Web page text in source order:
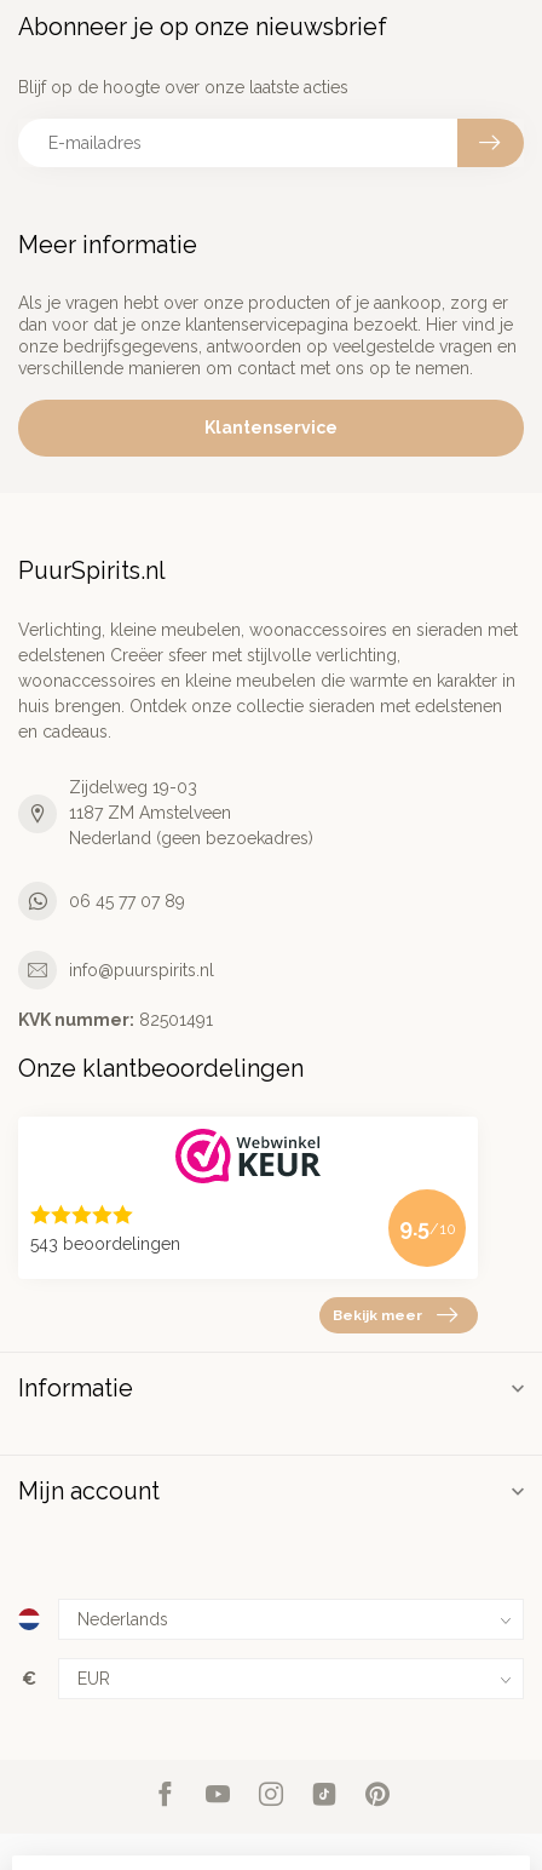
Meer informatie
Als je vragen hebt over onze producten of je aankoop, zorg er
dan voor dat je onze klantenservicepagina bezoekt. Hier vind je
onze bedrijfsgegevens, antwoorden op veelgestelde vragen en
verschillende manieren om contact met ons op te nemen.
Klantenservice
Abonneer je op onze nieuwsbrief
Blijf op de hoogte over onze laatste acties
PuurSpirits.nl
Verlichting, kleine meubelen, woonaccessoires en sieraden met
edelstenen Creëer sfeer met stijlvolle verlichting,
woonaccessoires en kleine meubelen die warmte en karakter in
huis brengen. Ontdek onze collectie sieraden met edelstenen
en cadeaus.
Zijdelweg 19-03
1187 ZM Amstelveen
Nederland (geen bezoekadres)
06 45 77 07 89
info@puurspirits.nl
KVK nummer: 82501491
Onze klantbeoordelingen
543 beoordelingen
9.5/10
Bekijk meer
Informatie
Mijn account
€